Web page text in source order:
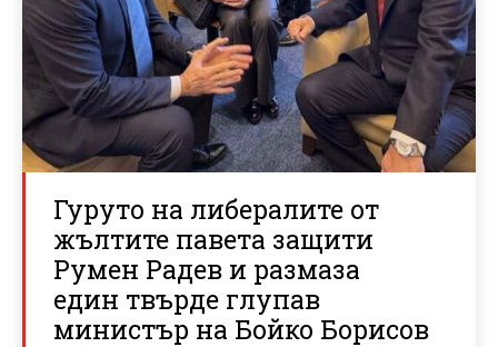
Гуруто на либералите от
жълтите павета защити
Румен Радев и размаза
един твърде глупав
министър на Бойко Борисов